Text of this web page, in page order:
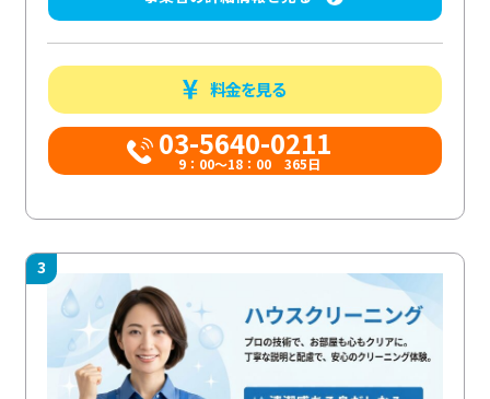
料金を見る
03-5640-0211
9：00～18：00 365日
3